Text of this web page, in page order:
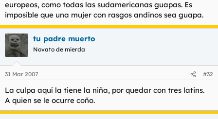
Y es en serio que es ecuatoriana eh.
europeos, como todas las sudamericanas guapas. Es
imposible que una mujer con rasgos andinos sea guapa.
tu padre muerto
Novato de mierda
31 Mar 2007 #32
La culpa aquí la tiene la niña, por quedar con tres latins.
A quien se le ocurre coño.